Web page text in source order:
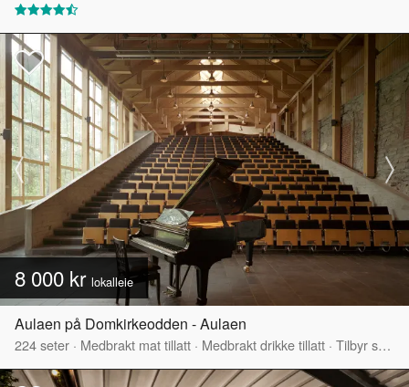
8 000 kr lokalleie
Aulaen på Domkirkeodden - Aulaen
224seter · Medbrakt mat tillatt · Medbrakt drikke tillatt · Tilbyr servering